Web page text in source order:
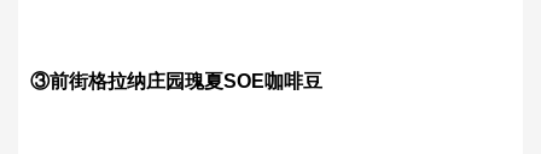
③前街格拉纳庄园瑰夏SOE咖啡豆